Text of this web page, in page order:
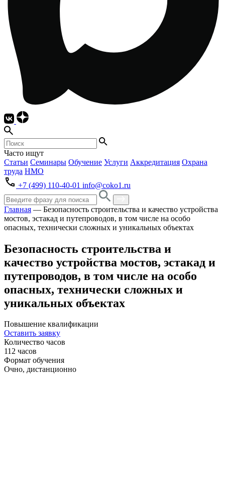
Часто ищут
Статьи Семинары Обучение Услуги Аккредитация Охрана
труда НМО
+7 (499) 110-40-01 info@coko1.ru
Главная — Безопасность строительства и качество устройства
мостов, эстакад и путепроводов, в том числе на особо
опасных, технически сложных и уникальных объектах
Безопасность строительства и
качество устройства мостов, эстакад и
путепроводов, в том числе на особо
опасных, технически сложных и
уникальных объектах
Повышение квалификации
Оставить заявку
Количество часов
112 часов
Формат обучения
Очно, дистанционно